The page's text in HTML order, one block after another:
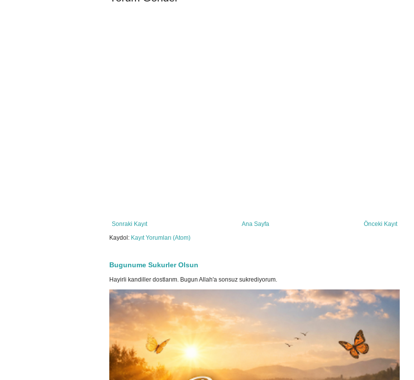
Sonraki Kayıt Önceki Kayıt
Ana Sayfa
Kaydol: Kayıt Yorumları (Atom)
Bugunume Sukurler Olsun
Hayirli kandiller dostlarım. Bugun Allah'a sonsuz sukrediyorum.